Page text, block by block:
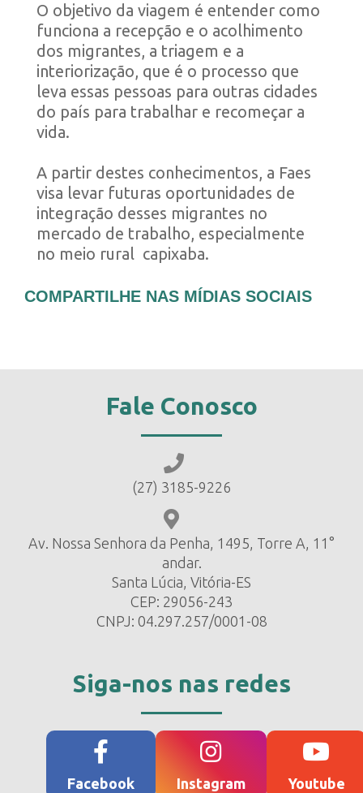
O objetivo da viagem é entender como
funciona a recepção e o acolhimento
dos migrantes, a triagem e a
interiorização, que é o processo que
leva essas pessoas para outras cidades
do país para trabalhar e recomeçar a
vida.
A partir destes conhecimentos, a Faes
visa levar futuras oportunidades de
integração desses migrantes no
mercado de trabalho, especialmente
no meio rural capixaba.
COMPARTILHE NAS MÍDIAS SOCIAIS
Fale Conosco
(27) 3185-9226
Av. Nossa Senhora da Penha, 1495, Torre A, 11°
andar.
Santa Lúcia, Vitória-ES
CEP: 29056-243
CNPJ: 04.297.257/0001-08
Siga-nos nas redes
Facebook Instagram Youtube